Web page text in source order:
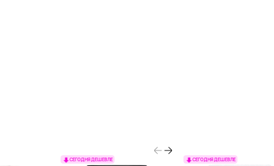
СЕГОДНЯ ДЕШЕВЛЕ СЕГОДНЯ ДЕШЕВЛЕ